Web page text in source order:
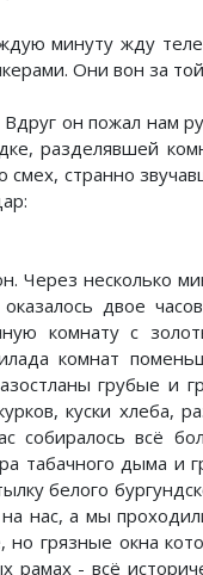
минуту жду
Они вон за
он пожал нам
разделявшей
странно
Через несколько
двое
комнату с
комнат
грубые и
куски хлеба,
собиралось всё
табачного дыма и
белого
нас, а мы
грязные окна
рамах - всё